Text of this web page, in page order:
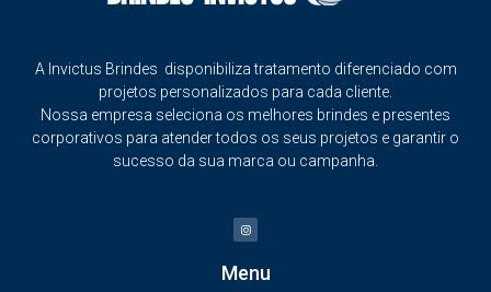
A Invictus Brindes disponibiliza tratamento diferenciado com
projetos personalizados para cada cliente.
Nossa empresa seleciona os melhores brindes e presentes
corporativos para atender todos os seus projetos e garantir o
sucesso da sua marca ou campanha.
Menu